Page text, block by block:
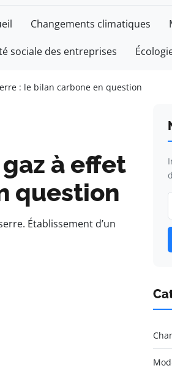
Changements climatiques
sociale des entreprises
: le bilan carbone en question
à effet
question
Établissement d’un